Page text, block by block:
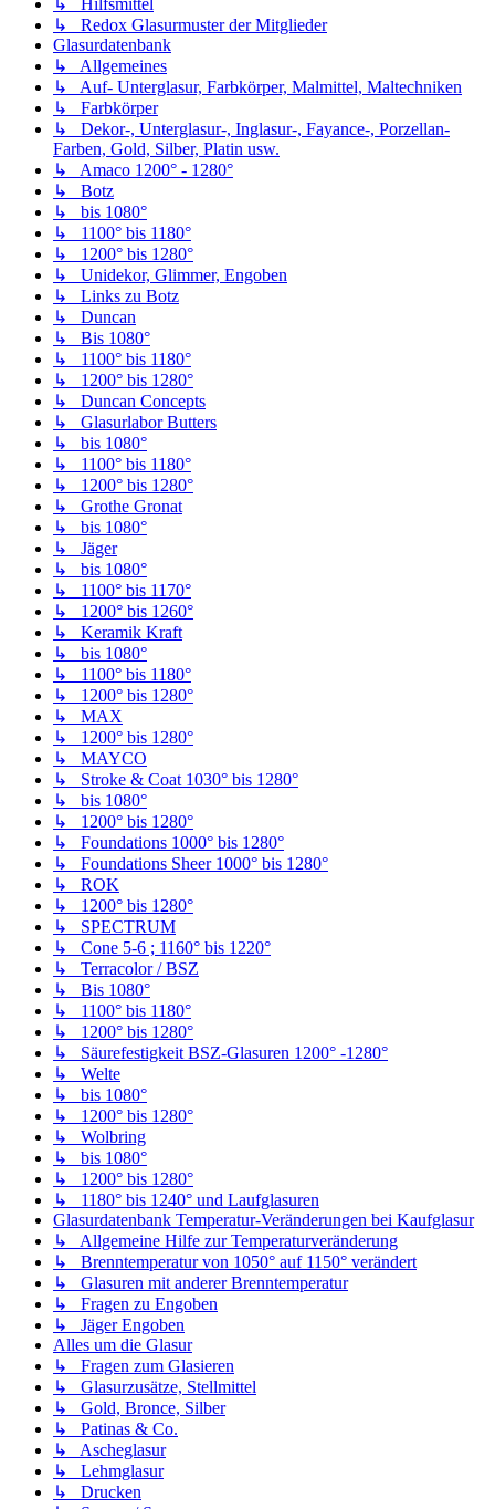
↳ Redox Glasurmuster der Mitglieder
Glasurdatenbank
↳ Allgemeines
↳ Auf- Unterglasur, Farbkörper, Malmittel, Maltechniken
↳ Farbkörper
↳ Dekor-, Unterglasur-, Inglasur-, Fayance-, Porzellan-
Farben, Gold, Silber, Platin usw.
↳ Amaco 1200° - 1280°
↳ Botz
↳ bis 1080°
↳ 1100° bis 1180°
↳ 1200° bis 1280°
↳ Unidekor, Glimmer, Engoben
↳ Links zu Botz
↳ Duncan
↳ Bis 1080°
↳ 1100° bis 1180°
↳ 1200° bis 1280°
↳ Duncan Concepts
↳ Glasurlabor Butters
↳ bis 1080°
↳ 1100° bis 1180°
↳ 1200° bis 1280°
↳ Grothe Gronat
↳ bis 1080°
↳ Jäger
↳ bis 1080°
↳ 1100° bis 1170°
↳ 1200° bis 1260°
↳ Keramik Kraft
↳ bis 1080°
↳ 1100° bis 1180°
↳ 1200° bis 1280°
↳ MAX
↳ 1200° bis 1280°
↳ MAYCO
↳ Stroke & Coat 1030° bis 1280°
↳ bis 1080°
↳ 1200° bis 1280°
↳ Foundations 1000° bis 1280°
↳ Foundations Sheer 1000° bis 1280°
↳ ROK
↳ 1200° bis 1280°
↳ SPECTRUM
↳ Cone 5-6 ; 1160° bis 1220°
↳ Terracolor / BSZ
↳ Bis 1080°
↳ 1100° bis 1180°
↳ 1200° bis 1280°
↳ Säurefestigkeit BSZ-Glasuren 1200° -1280°
↳ Welte
↳ bis 1080°
↳ 1200° bis 1280°
↳ Wolbring
↳ bis 1080°
↳ 1200° bis 1280°
↳ 1180° bis 1240° und Laufglasuren
Glasurdatenbank Temperatur-Veränderungen bei Kaufglasur
↳ Allgemeine Hilfe zur Temperaturveränderung
↳ Brenntemperatur von 1050° auf 1150° verändert
↳ Glasuren mit anderer Brenntemperatur
↳ Fragen zu Engoben
↳ Jäger Engoben
Alles um die Glasur
↳ Fragen zum Glasieren
↳ Glasurzusätze, Stellmittel
↳ Gold, Bronce, Silber
↳ Patinas & Co.
↳ Ascheglasur
↳ Lehmglasur
↳ Drucken